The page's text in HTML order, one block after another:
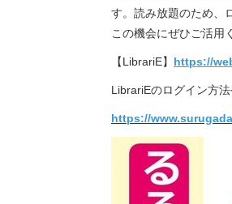
す。読み放題のため、
この機会にぜひご活用
【LibrariE】 https://
LibrariEのログイン方
https://